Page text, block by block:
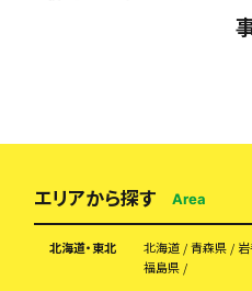
エリアから探す Area
北海道・東北 北海道 青森県
福島県